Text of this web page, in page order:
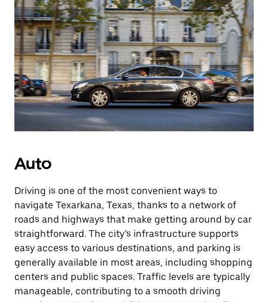
Auto
Driving is one of the most convenient ways to
navigate Texarkana, Texas, thanks to a network of
roads and highways that make getting around by car
straightforward. The city’s infrastructure supports
easy access to various destinations, and parking is
generally available in most areas, including shopping
centers and public spaces. Traffic levels are typically
manageable, contributing to a smooth driving